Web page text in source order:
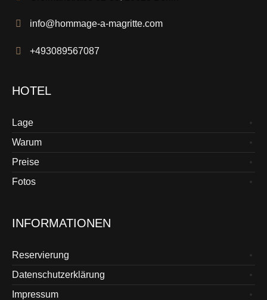
info@hommage-a-magritte.com
+493089567087
HOTEL
Lage
Warum
Preise
Fotos
INFORMATIONEN
Reservierung
Datenschutzerklärung
Impressum